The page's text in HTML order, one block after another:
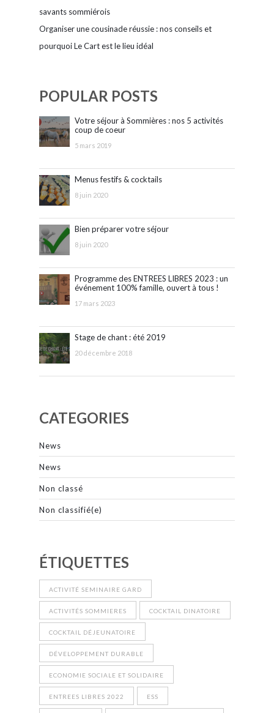
savants sommiérois
Organiser une cousinade réussie : nos conseils et
pourquoi Le Cart est le lieu idéal
POPULAR POSTS
Votre séjour à Sommières : nos 5 activités
coup de coeur
5 mars 2019
Menus festifs & cocktails
8 juin 2020
Bien préparer votre séjour
8 juin 2020
Programme des ENTREES LIBRES 2023 : un
événement 100% famille, ouvert à tous !
17 mars 2023
Stage de chant : été 2019
20 décembre 2018
CATEGORIES
News
News
Non classé
Non classifié(e)
ÉTIQUETTES
ACTIVITÉ SEMINAIRE GARD
ACTIVITÉS SOMMIERES COCKTAIL DINATOIRE
COCKTAIL DÉJEUNATOIRE
DÉVELOPPEMENT DURABLE
ECONOMIE SOCIALE ET SOLIDAIRE
ENTREES LIBRES 2022 ESS